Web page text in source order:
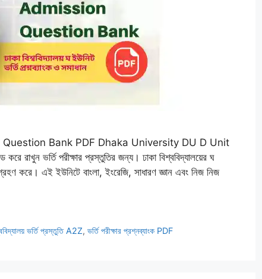
Bank PDF Dhaka University DU D Unit
ভর্তি পরীক্ষার প্রস্তুতির জন্য। ঢাকা বিশ্ববিদ্যালয়ের ঘ
করে। এই ইউনিটে বাংলা, ইংরেজি, সাধারণ জ্ঞান এবং নিজ নিজ
ভর্তি প্রস্তুতি A2Z,ভর্তি পরীক্ষার প্রশ্নব্যাংক PDF